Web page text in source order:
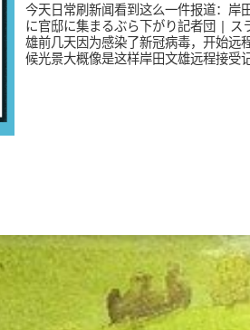
今天日常刷新闻看到这么一件报道：岸
に官邸に集まるぶら下がり記者団 | ス
雄前几天因为感染了新冠病毒，开始远
候光景大概像是这样岸田文雄远程接受